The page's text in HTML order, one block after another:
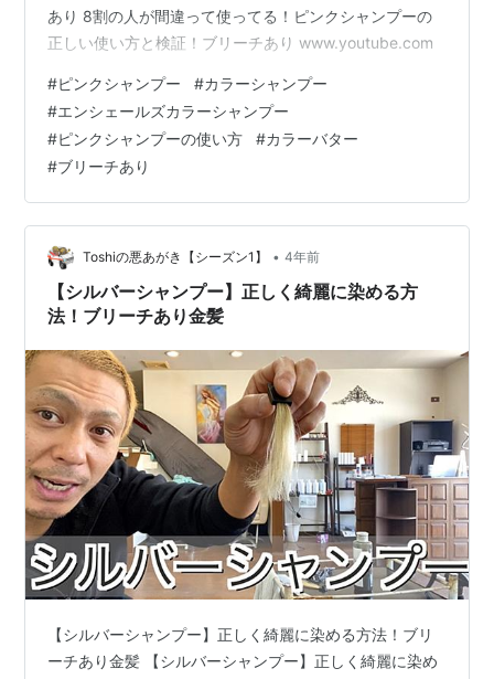
あり 8割の人が間違って使ってる！ピンクシャンプーの
正しい使い方と検証！ブリーチあり www.youtube.com
#ピンクシャンプー #カラーシャンプー
#エンシェールズカラーシャンプー
#ピンクシャンプーの使い方 #カラーバター
#ブリーチあり
Toshiの悪あがき【シーズン1】 • 4年前
【シルバーシャンプー】正しく綺麗に染める方
法！ブリーチあり金髪
【シルバーシャンプー】正しく綺麗に染める方法！ブリ
ーチあり金髪 【シルバーシャンプー】正しく綺麗に染め